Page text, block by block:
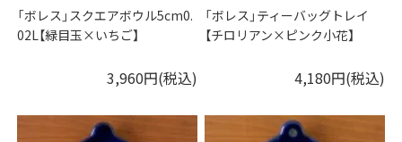
「ボレス」スクエアボウル5cm0.
02L【緑目玉×いちご】
3,960円(税込)
「ボレス」ティーバッグトレイ
【チロリアン×ピンク小花】
4,180円(税込)